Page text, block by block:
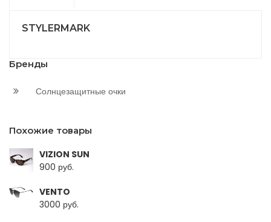
STYLERMARK
Бренды
Солнцезащитные очки
Похожие товары
VIZION SUN
900 руб.
VENTO
3000 руб.